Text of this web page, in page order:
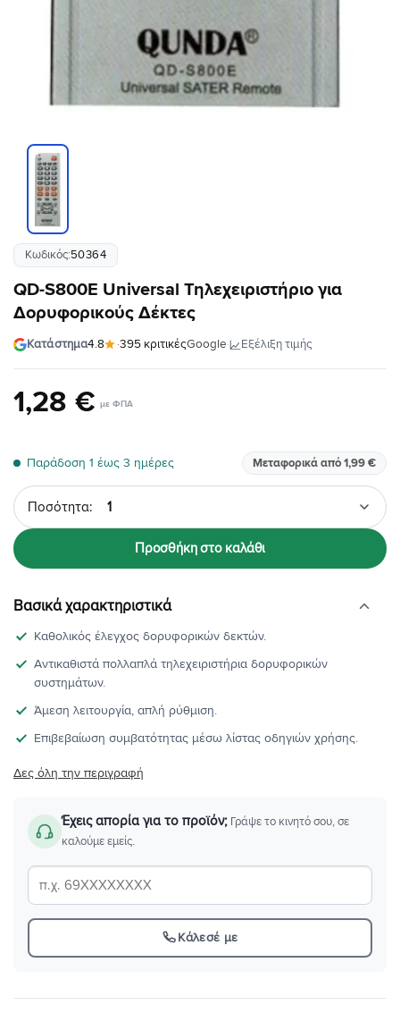
Κωδικός:50364
QD-S800E Universal Τηλεχειριστήριο για
Δορυφορικούς Δέκτες
Κατάστημα4.8 ·395 κριτικέςGoogle· Εξέλιξη τιμής
1,28 €
Παράδοση 1 έως 3 ημέρες Μεταφορικά από 1,99 €
Ποσότητα
Προσθήκη στο καλάθι
Βασικά χαρακτηριστικά
Καθολικός έλεγχος δορυφορικών δεκτών.
Αντικαθιστά πολλαπλά τηλεχειριστήρια δορυφορικών
συστημάτων.
Άμεση λειτουργία, απλή ρύθμιση.
Επιβεβαίωση συμβατότητας μέσω λίστας οδηγιών χρήσης.
Δες όλη την περιγραφή
Έχεις απορία για το προϊόν; Γράψε το κινητό σου, σε
καλούμε εμείς.
Κάλεσέ με